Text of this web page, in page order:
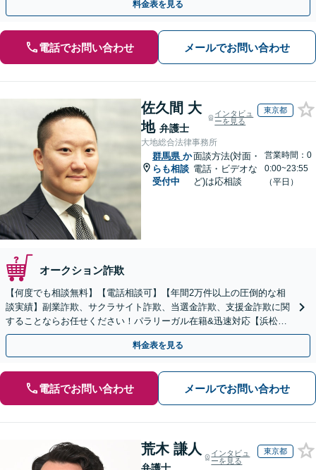
料金表を見る
電話でお問い合わせ メールでお問い合わせ
佐久間 大
地 弁護士
インタビュ
ーを見る
東京都
大地総合法律事務所
群馬県 か
らも相談
受付中
面談方法(対面・
電話・ビデオな
ど)は応相談
営業時間：0
0:00~23:55
（平日）
オークション詐欺
【何度でも相談無料】【電話相談可】【年間2万件以上の圧倒的な相
談実績】副業詐欺、サクラサイト詐欺、当選金詐欺、支援金詐欺に関
することならお任せください！パラリーガル在籍&迅速対応【浜松町
駅1分】※結婚詐欺・ロマンス詐欺に関するご相談はお断り
料金表を見る
電話でお問い合わせ メールでお問い合わせ
荒木 謙人
インタビュ
ーを見る
東京都